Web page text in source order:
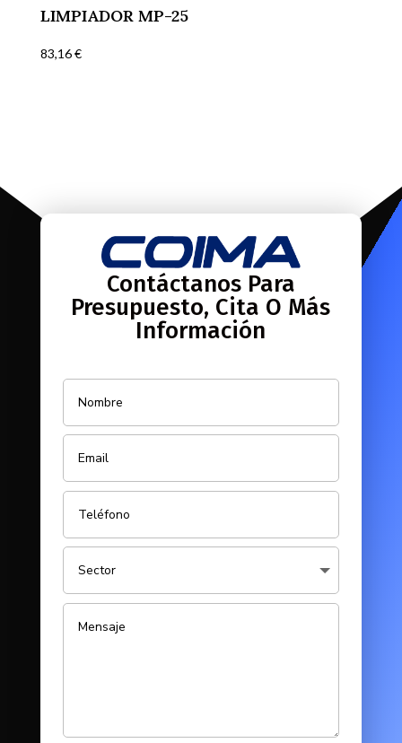
LIMPIADOR MP-25
83,16€
Contáctanos Para
Presupuesto, Cita O Más
Información